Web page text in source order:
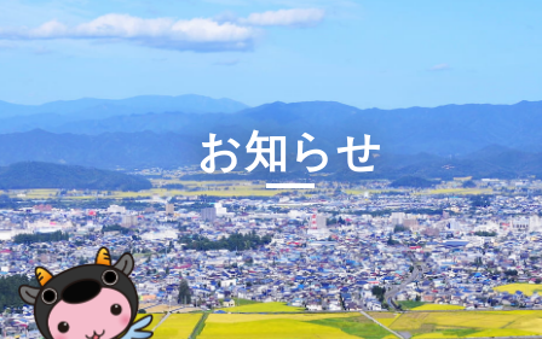
南東北センター（福島）
函館センター 0138-34-2525
新潟センター 025-210-1200
単品料金
お得なセットプラン
料金シミュレーション
サポート
Q&A
〒992-0044
山形県米沢市春日四丁目2-75
南東北センター(福島)
〒960-8252
福島県福島市御山字一本松17-1-
1
お知らせ